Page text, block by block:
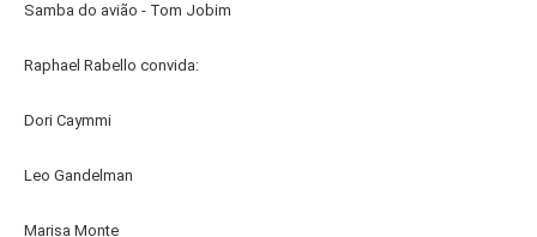
Samba do avião - Tom Jobim
Raphael Rabello convida:
Dori Caymmi
Leo Gandelman
Marisa Monte